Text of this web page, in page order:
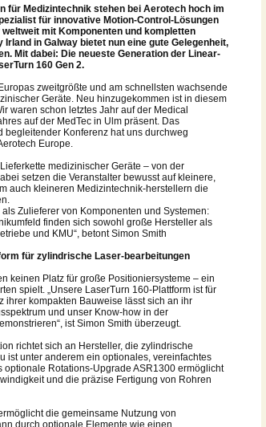
für Medizintechnik stehen bei Aerotech hoch im
für innovative Motion-Control-Lösungen
mit Komponenten und kompletten
in Galway bietet nun eine gute Gelegenheit,
Mit dabei: Die neueste Generation der Linear-
160 Gen 2.
zweitgrößte und am schnellsten wachsende
Geräte. Neu hinzugekommen ist in diesem
waren schon letztes Jahr auf der Medical
auf der MedTec in Ulm präsent. Das
begleitender Konferenz hat uns durchweg
Europe.
medizinischer Geräte – von der
setzen die Veranstalter bewusst auf kleinere,
auch kleineren Medizintechnik-herstellern die
Zulieferer von Komponenten und Systemen:
finden sich sowohl große Hersteller als
und KMU“, betont Simon Smith
für zylindrische Laser-bearbeitungen
keinen Platz für große Positioniersysteme – ein
spielt. „Unsere LaserTurn 160-Plattform ist für
ihrer kompakten Bauweise lässt sich an ihr
und unser Know-how in der
ist Simon Smith überzeugt.
richtet sich an Hersteller, die zylindrische
ist unter anderem ein optionales, vereinfachtes
optionale Rotations-Upgrade ASR1300 ermöglicht
und die präzise Fertigung von Rohren
die gemeinsame Nutzung von
durch optionale Elemente wie einen